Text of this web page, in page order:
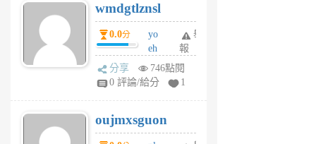
R
P
m
v
A
V
個
月
wmdgtlznsl
0.0分
yo
eh
ld
gy
個
月
舉
報
分享
746點閱
0 評論/給分
1
oujmxsguon